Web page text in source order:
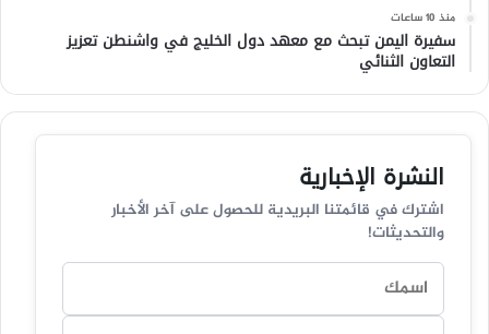
منذ 10 ساعات
سفيرة اليمن تبحث مع معهد دول الخليج في واشنطن تعزيز
التعاون الثنائي
النشرة الإخبارية
اشترك في قائمتنا البريدية للحصول على آخر الأخبار
والتحديثات!